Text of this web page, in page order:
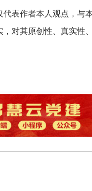
表作者本人观点，与本
对其原创性、真实性